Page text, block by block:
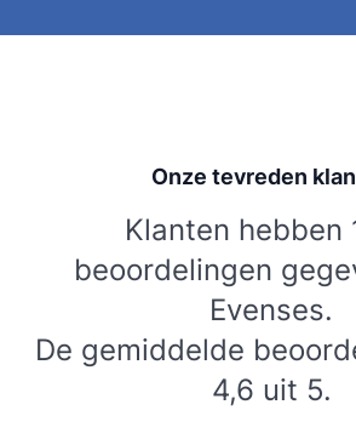
Onze tevreden
Klanten hebben
beoordelingen
Evenses.
De gemiddelde
4,6 uit 5.